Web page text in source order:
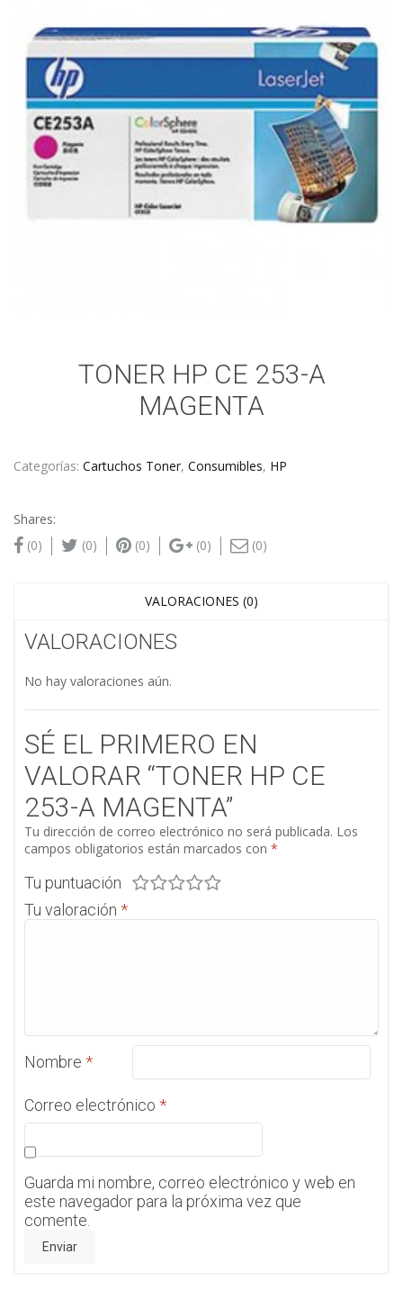
TONER HP CE 253-A
MAGENTA
Categorías: Cartuchos Toner, Consumibles, HP
Shares:
(0)
(0) (0) (0) (0)
VALORACIONES (0)
VALORACIONES
No hay valoraciones aún.
SÉ EL PRIMERO EN
VALORAR “TONER HP CE
253-A MAGENTA”
Tu dirección de correo electrónico no será publicada. Los
campos obligatorios están marcados con *
Tu puntuación
Tu valoración *
Nombre *
Correo electrónico *
Guarda mi nombre, correo electrónico y web en
este navegador para la próxima vez que
comente.